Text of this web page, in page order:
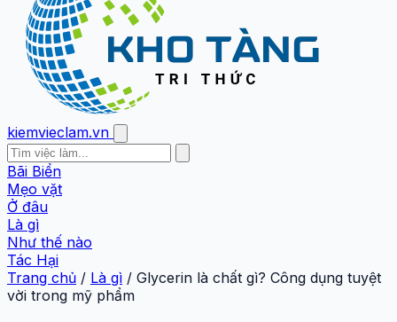
kiemvieclam.vn
Bãi Biển
Mẹo vặt
Ở đâu
Là gì
Như thế nào
Tác Hại
Trang chủ / Là gì / Glycerin là chất gì? Công dụng tuyệt
vời trong mỹ phẩm